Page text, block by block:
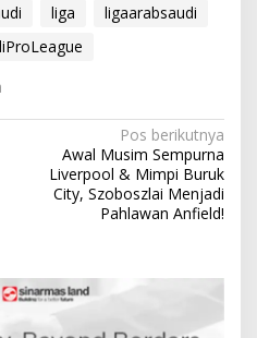
liga
ligaarabsaudi
Pos berikutnya
Awal Musim Sempurna
Liverpool & Mimpi Buruk
City, Szoboszlai Menjadi
Pahlawan Anfield!